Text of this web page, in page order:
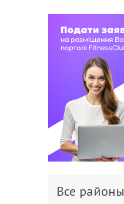
Все районы